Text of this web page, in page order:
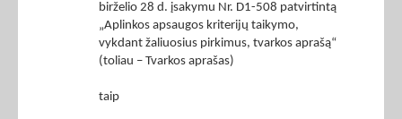
birželio 28 d. įsakymu Nr. D1-508 patvirtintą
„Aplinkos apsaugos kriterijų taikymo,
vykdant žaliuosius pirkimus, tvarkos aprašą“
(toliau – Tvarkos aprašas)
taip